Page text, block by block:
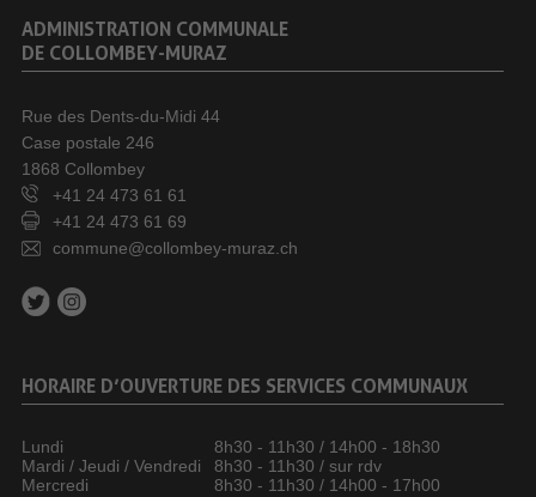
ADMINISTRATION COMMUNALE
DE COLLOMBEY-MURAZ
Rue des Dents-du-Midi 44
Case postale 246
1868 Collombey
+41 24 473 61 61
+41 24 473 61 69
commune@collombey-muraz.ch
HORAIRE D’OUVERTURE DES SERVICES COMMUNAUX
Lundi
8h30 - 11h30 / 14h00 - 18h30
Mardi / Jeudi / Vendredi
8h30 - 11h30 / sur rdv
Mercredi
8h30 - 11h30 / 14h00 - 17h00